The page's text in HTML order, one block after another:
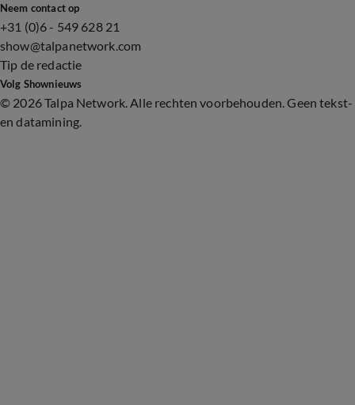
Neem contact op
+31 (0)6 - 549 628 21
show@talpanetwork.com
Tip de redactie
Volg Shownieuws
© 2026 Talpa Network. Alle rechten voorbehouden. Geen tekst-
en datamining.